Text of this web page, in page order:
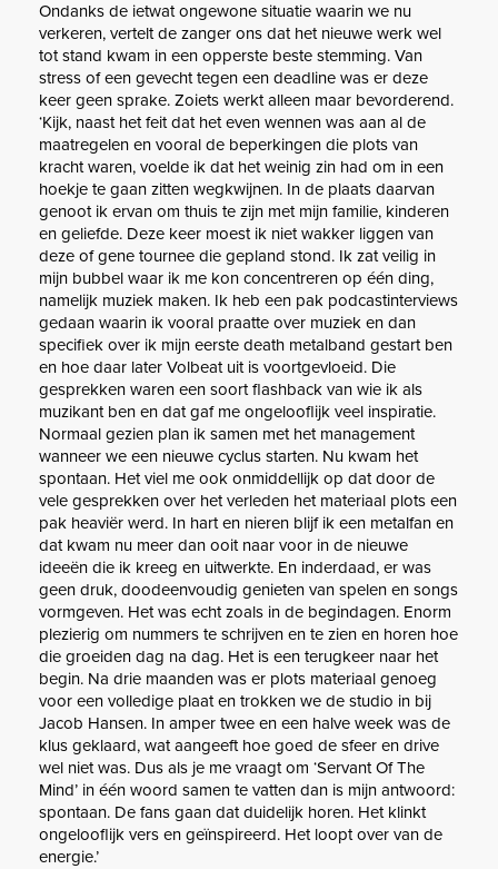
Ondanks de ietwat ongewone situatie waarin we nu
verkeren, vertelt de zanger ons dat het nieuwe werk wel
tot stand kwam in een opperste beste stemming. Van
stress of een gevecht tegen een deadline was er deze
keer geen sprake. Zoiets werkt alleen maar bevorderend.
‘Kijk, naast het feit dat het even wennen was aan al de
maatregelen en vooral de beperkingen die plots van
kracht waren, voelde ik dat het weinig zin had om in een
hoekje te gaan zitten wegkwijnen. In de plaats daarvan
genoot ik ervan om thuis te zijn met mijn familie, kinderen
en geliefde. Deze keer moest ik niet wakker liggen van
deze of gene tournee die gepland stond. Ik zat veilig in
mijn bubbel waar ik me kon concentreren op één ding,
namelijk muziek maken. Ik heb een pak podcastinterviews
gedaan waarin ik vooral praatte over muziek en dan
specifiek over ik mijn eerste death metalband gestart ben
en hoe daar later Volbeat uit is voortgevloeid. Die
gesprekken waren een soort flashback van wie ik als
muzikant ben en dat gaf me ongelooflijk veel inspiratie.
Normaal gezien plan ik samen met het management
wanneer we een nieuwe cyclus starten. Nu kwam het
spontaan. Het viel me ook onmiddellijk op dat door de
vele gesprekken over het verleden het materiaal plots een
pak heaviër werd. In hart en nieren blijf ik een metalfan en
dat kwam nu meer dan ooit naar voor in de nieuwe
ideeën die ik kreeg en uitwerkte. En inderdaad, er was
geen druk, doodeenvoudig genieten van spelen en songs
vormgeven. Het was echt zoals in de begindagen. Enorm
plezierig om nummers te schrijven en te zien en horen hoe
die groeiden dag na dag. Het is een terugkeer naar het
begin. Na drie maanden was er plots materiaal genoeg
voor een volledige plaat en trokken we de studio in bij
Jacob Hansen. In amper twee en een halve week was de
klus geklaard, wat aangeeft hoe goed de sfeer en drive
wel niet was. Dus als je me vraagt om ‘Servant Of The
Mind’ in één woord samen te vatten dan is mijn antwoord:
spontaan. De fans gaan dat duidelijk horen. Het klinkt
ongelooflijk vers en geïnspireerd. Het loopt over van de
energie.’